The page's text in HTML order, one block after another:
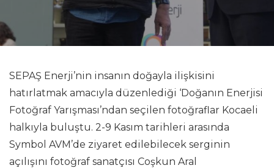
SEPAŞ Enerji’nin insanın doğayla ilişkisini
hatırlatmak amacıyla düzenlediği ‘Doğanın Enerjisi
Fotoğraf Yarışması’ndan seçilen fotoğraflar Kocaeli
halkıyla buluştu. 2-9 Kasım tarihleri arasında
Symbol AVM’de ziyaret edilebilecek serginin
açılışını fotoğraf sanatçısı Coşkun Aral